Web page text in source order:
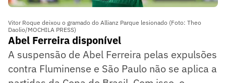
Vitor Roque deixou o gramado do Allianz Parque lesionado (Foto: Theo
Daolio/MOCHILA PRESS)
Abel Ferreira disponível
A suspensão de Abel Ferreira pelas expulsões
contra Fluminense e São Paulo não se aplica a